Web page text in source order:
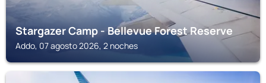
Stargazer Camp - Bellevue Forest Reserve
Addo, 07 agosto 2026, 2 noches